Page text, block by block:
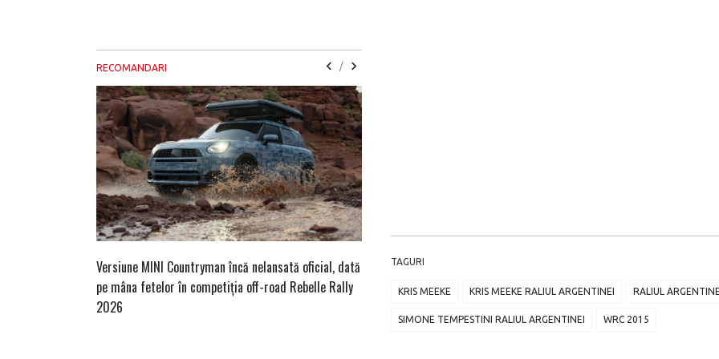
TAGURI
KRIS MEEKE KRIS MEEKE RALIUL ARGENTINEI RALIUL
SIMONE TEMPESTINI RALIUL ARGENTINEI WRC 2015
RECOMANDARI /
Versiune MINI Countryman încă nelansată oficial, dată
pe mâna fetelor în competiția off-road Rebelle Rally
2026
Dacă viața e „heavy duty”, măcar să-i ai alături pe cei
mai buni!
electrice vor fi